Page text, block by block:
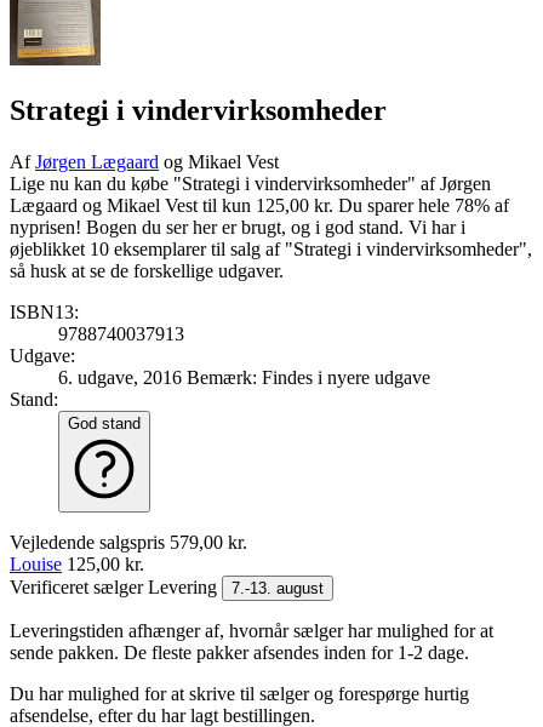
Strategi i vindervirksomheder
AfJørgen Lægaard og Mikael Vest
Lige nu kan du købe "Strategi i vindervirksomheder" af Jørgen
Lægaard og Mikael Vest til kun 125,00 kr. Du sparer hele 78% af
nyprisen! Bogen du ser her er brugt, og i god stand. Vi har i
øjeblikket 10 eksemplarer til salg af "Strategi i vindervirksomheder",
så husk at se de forskellige udgaver.
ISBN13:
9788740037913
Udgave:
6. udgave, 2016 Bemærk: Findes i nyere udgave
Stand:
God stand
Vejledende salgspris 579,00 kr.
Louise 125,00 kr.
Verificeret sælgerLevering 7.-13. august
Leveringstiden afhænger af, hvornår sælger har mulighed for at
sende pakken. De fleste pakker afsendes inden for 1-2 dage.
Du har mulighed for at skrive til sælger og forespørge hurtig
afsendelse, efter du har lagt bestillingen.